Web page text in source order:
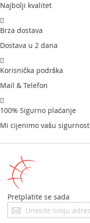
Najbolji kvalitet
Brza dostava
Dostava u 2 dana
Korisnička podrška
Mail & Telefon
100% Sigurno plaćanje
Mi cijenimo vašu sigurnost
Pretplatite se sada
Prijavite
se